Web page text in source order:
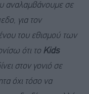
αναλαμβάνουμε σε
για τον
του εθισμού των
ότι το Kids
στον γονιό σε
όχι τόσο να